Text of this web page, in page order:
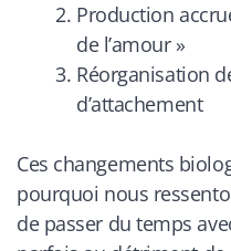
Production
de l’amour »
Réorganisation
d’attachement
Ces changements
pourquoi nous
de passer du temps